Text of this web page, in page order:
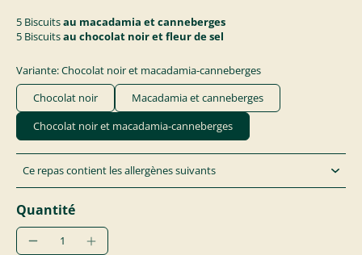
5 Biscuitsau macadamia et canneberges
5 Biscuitsau chocolat noir et fleur de sel
Variante: Chocolat noir et macadamia-canneberges
Chocolat noir
Macadamia et canneberges
Chocolat noir et macadamia-canneberges
Ce repas contient les allergènes suivants
Quantité